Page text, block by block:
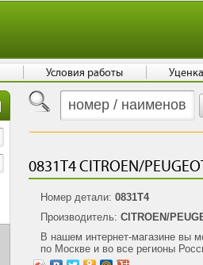
0831T4 CITROEN/
Номер детали: 0831T4
Производитель: CITROEN/
В нашем интернет-магазине вы
по Москве и во все регионы
Условия работы